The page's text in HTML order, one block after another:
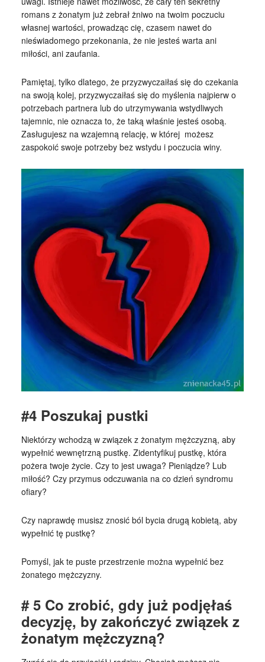
romans z żonatym już zebrał żniwo na twoim poczuciu
własnej wartości, prowadząc cię, czasem nawet do
nieświadomego przekonania, że ​​nie jesteś warta ani
miłości, ani zaufania.
Pamiętaj, tylko dlatego, że przyzwyczaiłaś się do czekania
na swoją kolej, przyzwyczaiłaś się do myślenia najpierw o
potrzebach partnera lub do utrzymywania wstydliwych
tajemnic, nie oznacza to, że ​​taką właśnie jesteś osobą.
Zasługujesz na wzajemną relację, w której możesz
zaspokoić swoje potrzeby bez wstydu i poczucia winy.
#4 Poszukaj pustki
Niektórzy wchodzą w związek z żonatym mężczyzną, aby
wypełnić wewnętrzną pustkę. Zidentyfikuj pustkę, która
pożera twoje życie. Czy to jest uwaga? Pieniądze? Lub
miłość? Czy przymus odczuwania na co dzień syndromu
ofiary?
Czy naprawdę musisz znosić ból bycia drugą kobietą, aby
wypełnić tę pustkę?
Pomyśl, jak te puste przestrzenie można wypełnić bez
żonatego mężczyzny.
# 5 Co zrobić, gdy już podjęłaś
decyzję, by zakończyć związek z
żonatym mężczyzną?